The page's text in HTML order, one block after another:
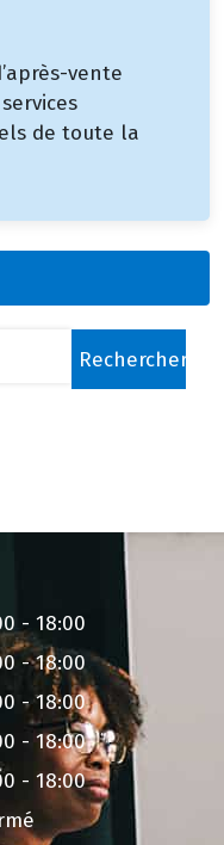
vente
de toute la
- 18:00
- 18:00
- 18:00
- 18:00
- 18:00